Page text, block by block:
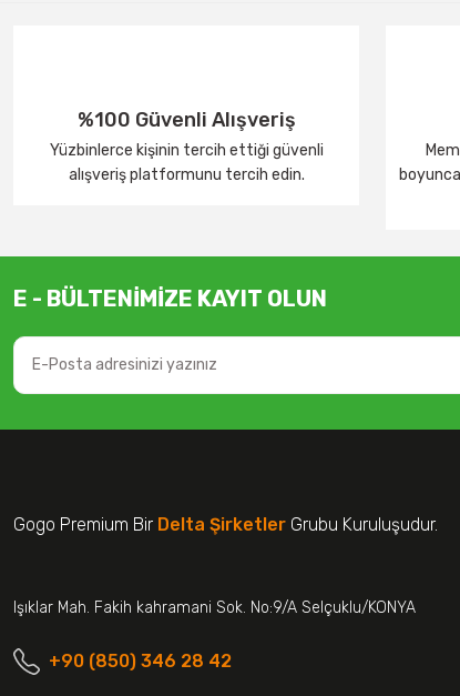
%100 Güvenli Alışveriş
Yüzbinlerce kişinin tercih ettiği güvenli
alışveriş platformunu tercih edin.
E - BÜLTENİMİZE KAYIT OLUN
Gogo Premium Bir Delta Şirketler Grubu Kuruluşudur.
Işıklar Mah. Fakih kahramani Sok. No:9/A Selçuklu/KONYA
+90 (850) 346 28 42